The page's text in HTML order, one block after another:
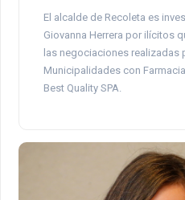
El alcalde de Recoleta es
Giovanna Herrera por ilícitos
las negociaciones realizadas
Municipalidades con
Best Quality SPA.